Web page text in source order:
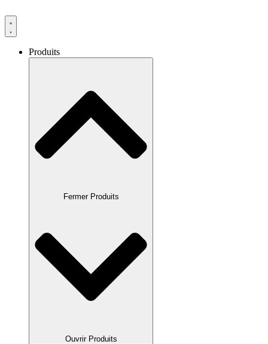
Produits
Fermer Produits
Ouvrir Produits